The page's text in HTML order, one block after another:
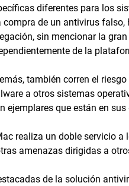
diferentes para los
de un antivirus
sin mencionar la
de la
también corren el
a otros sistemas
ejemplares que están en
realiza un doble servicio
amenazas dirigidas a
de la solución